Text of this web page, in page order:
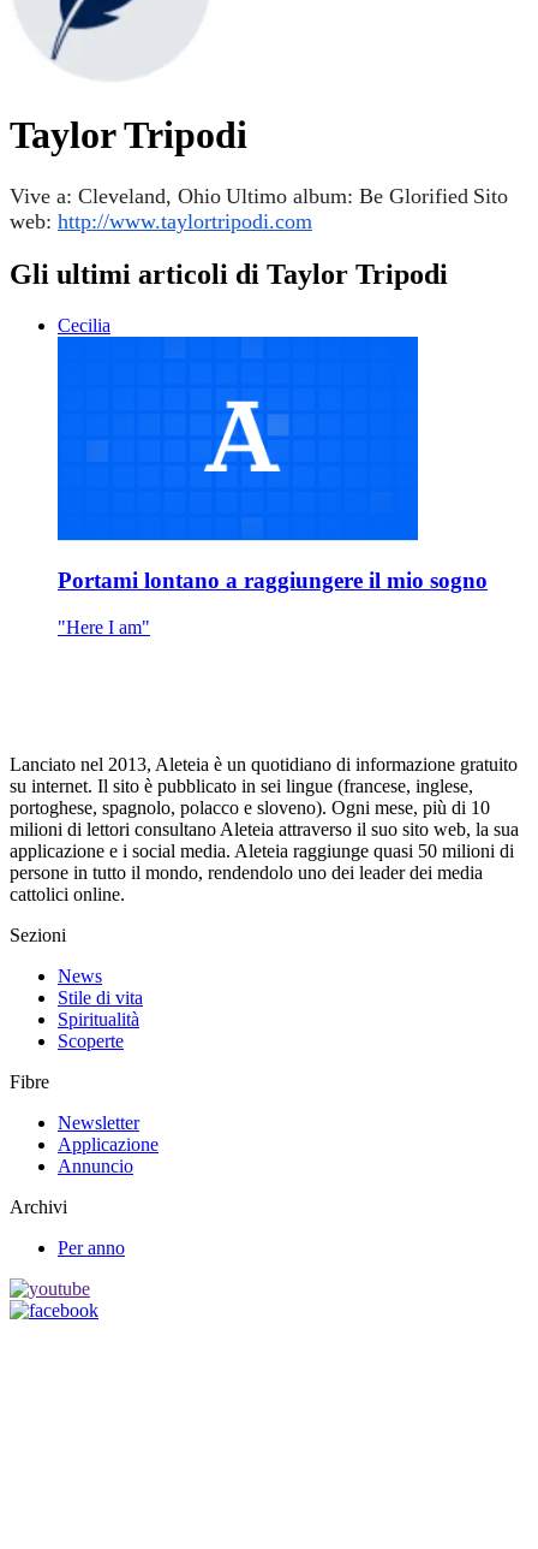
Taylor Tripodi
Vive a: Cleveland, Ohio Ultimo album: Be Glorified Sito
web: http://www.taylortripodi.com
Gli ultimi articoli di Taylor Tripodi
Cecilia
Portami lontano a raggiungere il mio sogno
"Here I am"
Lanciato nel 2013, Aleteia è un quotidiano di informazione gratuito
su internet. Il sito è pubblicato in sei lingue (francese, inglese,
portoghese, spagnolo, polacco e sloveno). Ogni mese, più di 10
milioni di lettori consultano Aleteia attraverso il suo sito web, la sua
applicazione e i social media. Aleteia raggiunge quasi 50 milioni di
persone in tutto il mondo, rendendolo uno dei leader dei media
cattolici online.
Sezioni
News
Stile di vita
Spiritualità
Scoperte
Fibre
Newsletter
Applicazione
Annuncio
Archivi
Per anno